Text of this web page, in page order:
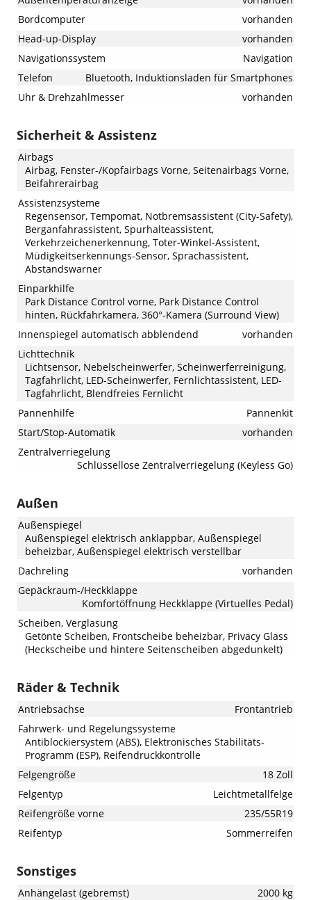
Bordcomputer
vorhanden
Head-up-Display
vorhanden
Navigationssystem
Navigation
Telefon
Bluetooth, Induktionsladen für Smartphones
Uhr & Drehzahlmesser
vorhanden
Sicherheit & Assistenz
Airbags
Airbag, Fenster-/Kopfairbags Vorne, Seitenairbags Vorne,
Beifahrerairbag
Assistenzsysteme
Regensensor, Tempomat, Notbremsassistent (City-Safety),
Berganfahrassistent, Spurhalteassistent,
Verkehrzeichenerkennung, Toter-Winkel-Assistent,
Müdigkeitserkennungs-Sensor, Sprachassistent,
Abstandswarner
Einparkhilfe
Park Distance Control vorne, Park Distance Control
hinten, Rückfahrkamera, 360°-Kamera (Surround View)
Innenspiegel automatisch abblendend
vorhanden
Lichttechnik
Lichtsensor, Nebelscheinwerfer, Scheinwerferreinigung,
Tagfahrlicht, LED-Scheinwerfer, Fernlichtassistent, LED-
Tagfahrlicht, Blendfreies Fernlicht
Pannenhilfe
Pannenkit
Start/Stop-Automatik
vorhanden
Zentralverriegelung
Schlüssellose Zentralverriegelung (Keyless Go)
Außen
Außenspiegel
Außenspiegel elektrisch anklappbar, Außenspiegel
beheizbar, Außenspiegel elektrisch verstellbar
Dachreling
vorhanden
Gepäckraum-/Heckklappe
Komfortöffnung Heckklappe (Virtuelles Pedal)
Scheiben, Verglasung
Getönte Scheiben, Frontscheibe beheizbar, Privacy Glass
(Heckscheibe und hintere Seitenscheiben abgedunkelt)
Räder & Technik
Antriebsachse
Frontantrieb
Fahrwerk- und Regelungssysteme
Antiblockiersystem (ABS), Elektronisches Stabilitäts-
Programm (ESP), Reifendruckkontrolle
Felgengröße
18 Zoll
Felgentyp
Leichtmetallfelge
Reifengröße vorne
235/55R19
Reifentyp
Sommerreifen
Sonstiges
Anhängelast (gebremst)
2000 kg